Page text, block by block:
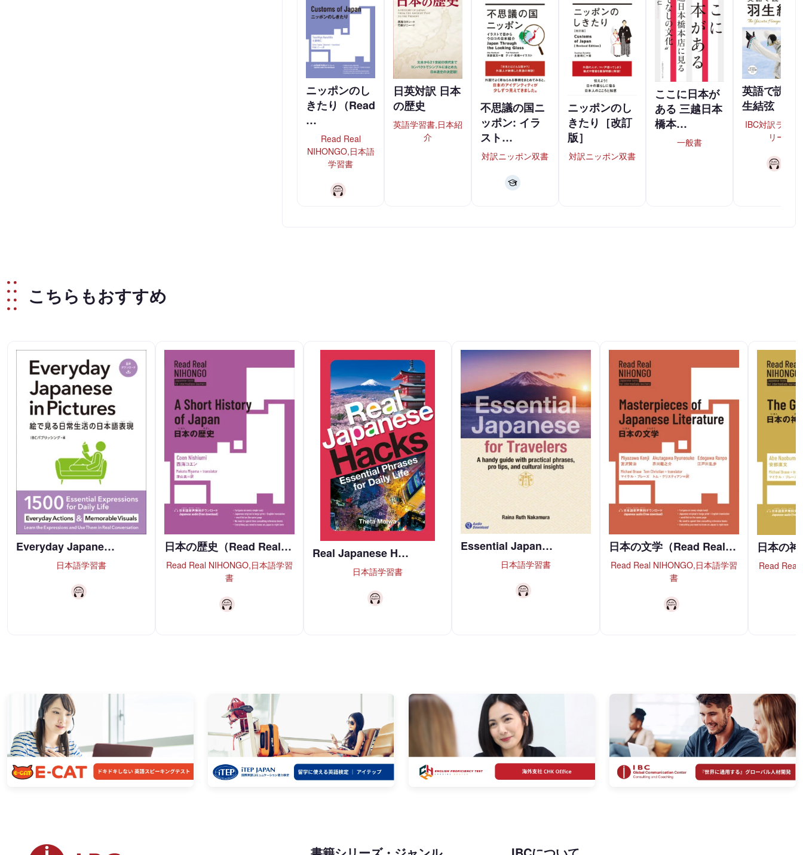
ニッポンのし
きたり（Read
…
Read Real
NIHONGO,日本語
学習書
日英対訳 日本
の歴史
英語学習書,日本紹
介
不思議の国ニ
ッポン: イラ
スト…
対訳ニッポン双書
ニッポンのし
きたり［改訂
版］
対訳ニッポン双書
ここに日本が
ある 三越日本
橋本…
一般書
英語で読む
生結弦
IBC対訳ライブ
リー
こちらもおすすめ
Everyday Japane…
日本語学習書
日本の歴史（Read Real…
Read Real NIHONGO,日本語学習
書
Real Japanese H…
日本語学習書
Essential Japan…
日本語学習書
日本の文学（Read Real…
Read Real NIHONGO,日本語学習
書
日本の
Read Real